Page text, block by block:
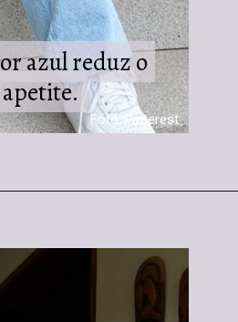
azul reduz o
apetite.
azul reduz o
apetite.
Foto: Pinterest